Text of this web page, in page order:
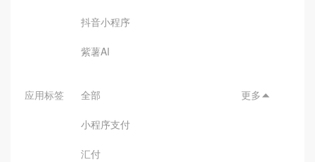
抖音小程序
紫薯AI
应用标签 全部
小程序支付
汇付
更多 